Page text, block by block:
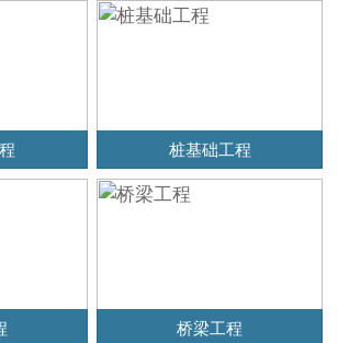
桩基础工程
桥梁工程